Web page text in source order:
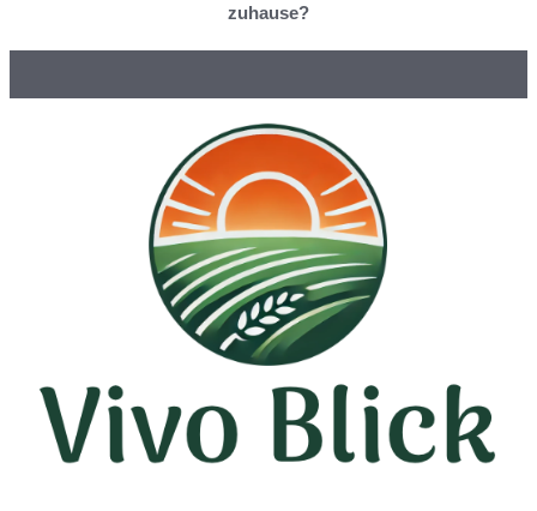
zuhause?